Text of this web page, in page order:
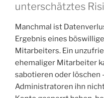
unterschätztes
Manchmal ist
Ergebnis eines
Mitarbeiters. Ein
ehemaliger Mitarbeiter
sabotieren oder löschen
Administratoren ihn